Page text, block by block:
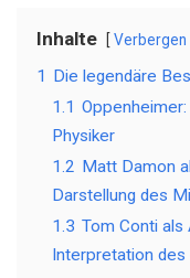
Inhalte Verbergen
1 Die legendäre
1.1
Physiker
1.2 Matt Damon
Darstellung des
1.3 Tom Conti als
Interpretation des